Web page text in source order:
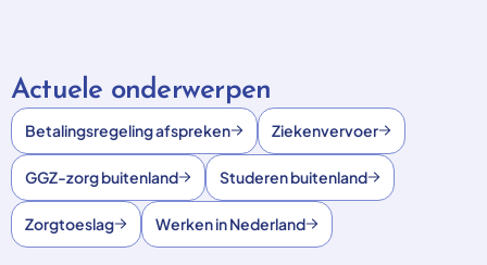
Actuele onderwerpen
Betalingsregeling afspreken Ziekenvervoer
GGZ-zorg buitenland Studeren buitenland
Zorgtoeslag Werken in Nederland